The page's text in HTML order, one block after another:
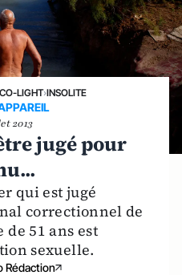
LIGHT›INSOLITE
2013
jugé pour
qui est jugé
correctionnel de
51 ans est
sexuelle.
Rédaction